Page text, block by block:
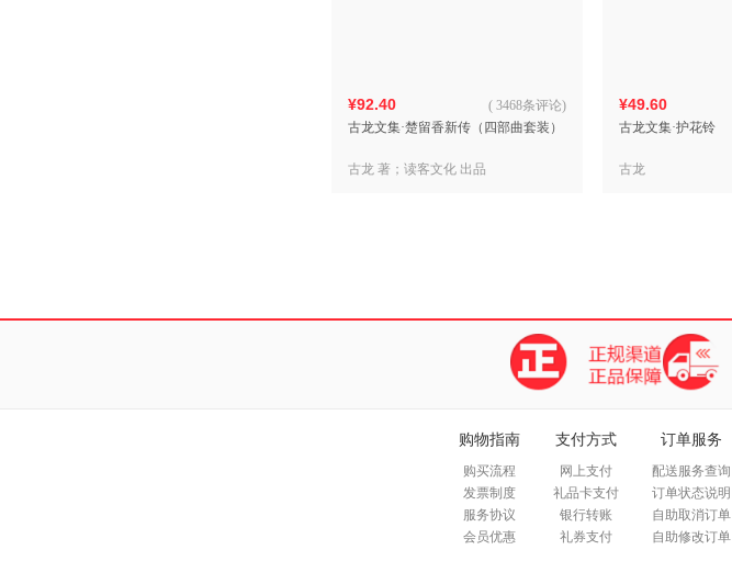
¥92.40
古龙文集·楚留香新传（四部曲套装）
( 3468条评论)
古龙 著；读客文化 出品
¥49.60
古龙文集·护花铃
古龙
购物指南
购买流程
发票制度
服务协议
会员优惠
支付方式
网上支付
礼品卡支付
银行转账
礼券支付
订单服务
配送服务查询
订单状态说明
自助取消订单
自助修改订单